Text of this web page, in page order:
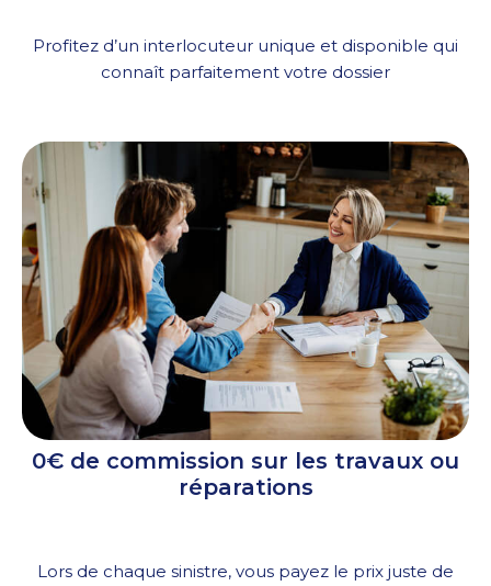
Profitez d’un interlocuteur unique et disponible qui
connaît parfaitement votre dossier
0€ de commission sur les travaux ou
réparations
Lors de chaque sinistre, vous payez le prix juste de